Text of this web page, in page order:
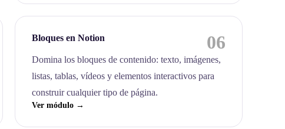
Bloques en Notion 06
Domina los bloques de contenido: texto, imágenes,
listas, tablas, vídeos y elementos interactivos para
construir cualquier tipo de página.
Ver módulo →